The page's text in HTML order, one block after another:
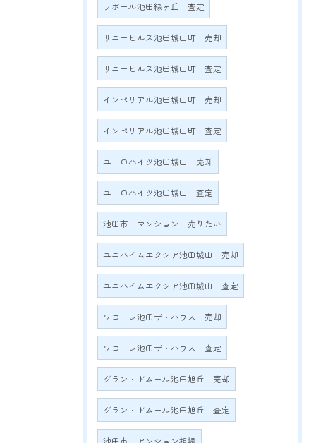
ラポール池田緑ヶ丘 査定
サニーヒルズ池田城山町 売却
サニーヒルズ池田城山町 査定
インペリアル池田城山町 売却
インペリアル池田城山町 査定
ユーロハイツ池田城山 売却
ユーロハイツ池田城山 査定
池田市 マンション 売りたい
ユニハイムエクシア池田城山 売却
ユニハイムエクシア池田城山 査定
ワコーレ池田ザ・ハウス 売却
ワコーレ池田ザ・ハウス 査定
グラン・ドムール池田旭丘 売却
グラン・ドムール池田旭丘 査定